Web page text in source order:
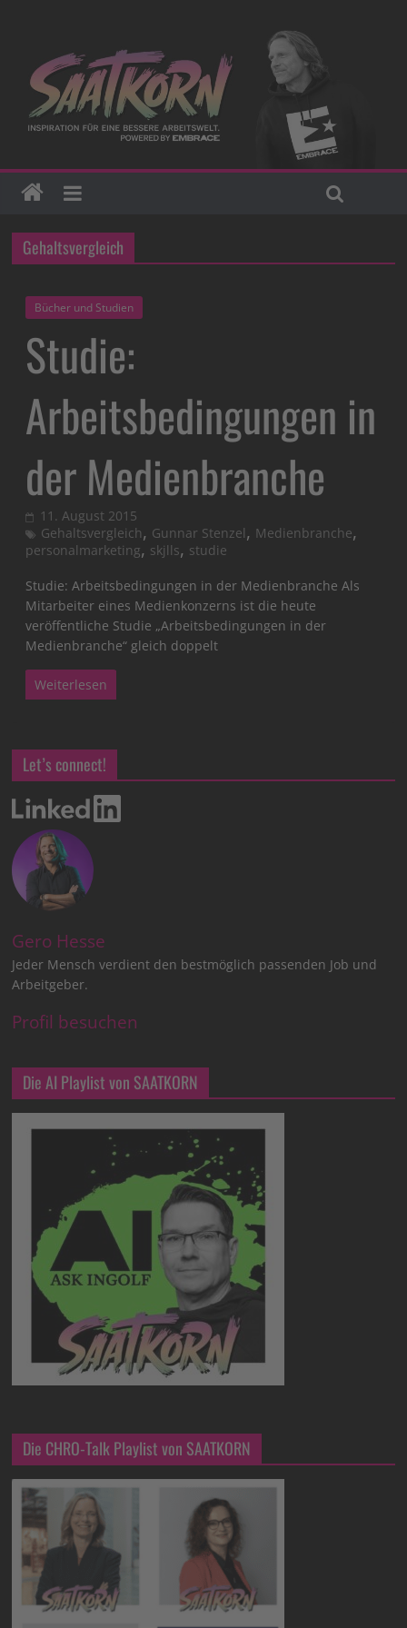
Gehaltsvergleich
Bücher und Studien
Studie:
Arbeitsbedingungen in
der Medienbranche
11. August 2015
Gehaltsvergleich, Gunnar Stenzel, Medienbranche,
personalmarketing, skjlls, studie
Studie: Arbeitsbedingungen in der Medienbranche Als
Mitarbeiter eines Medienkonzerns ist die heute
veröffentliche Studie „Arbeitsbedingungen in der
Medienbranche“ gleich doppelt
Weiterlesen
Let’s connect!
Gero Hesse
Jeder Mensch verdient den bestmöglich passenden Job und
Arbeitgeber.
Profil besuchen
Die AI Playlist von SAATKORN
Die CHRO-Talk Playlist von SAATKORN